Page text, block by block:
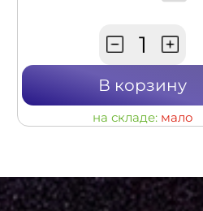
В корзину
на складе: мало